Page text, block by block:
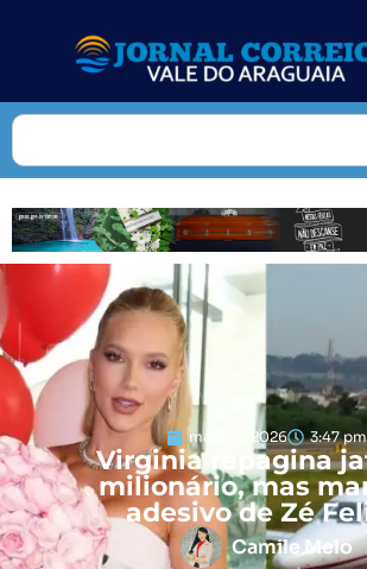
maio 13, 2026 3:47 pm
Virginia repagina
milionário, mas
adesivo de Zé
Camile Melo